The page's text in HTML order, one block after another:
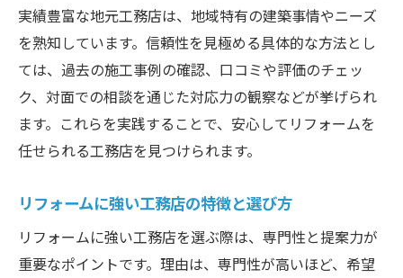
実績豊富な地元工務店は、地域特有の建築事情やニーズ
を熟知しています。信頼性を見極める具体的な方法とし
ては、過去の施工事例の確認、口コミや評価のチェッ
ク、対面での相談を通じた対応力の観察などが挙げられ
ます。これらを実践することで、安心してリフォームを
任せられる工務店を見つけられます。
リフォームに強い工務店の特徴と選び方
リフォームに強い工務店を選ぶ際は、専門性と提案力が
重要なポイントです。理由は、専門性が高いほど、希望